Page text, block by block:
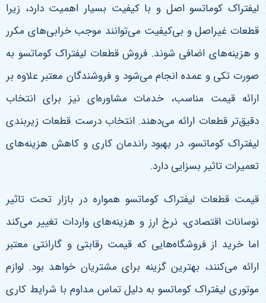
لیفتراک کوماتسو اصل و با کیفیت بسیار اهمیت دارد، زیرا
قطعات غیراصل و بی‌کیفیت می‌توانند موجب خرابی‌های مکرر
و هزینه‌های اضافی شوند. فروش قطعات لیفتراک کوماتسو به
صورت تکی و عمده انجام می‌شود و فروشندگان معتبر علاوه بر
ارائه قیمت مناسب، خدمات مشاوره‌ای نیز برای انتخاب
دقیق‌تر قطعات ارائه می‌دهند. انتخاب درست قطعات زیربندی
لیفتراک کوماتسو، در بهبود راندمان کاری و کاهش هزینه‌های
تعمیرات تاثیر بسزایی دارد.
قیمت قطعات لیفتراک کوماتسو همواره در بازار تحت تاثیر
نوسانات اقتصادی، نرخ ارز و هزینه‌های واردات تغییر می‌کند
اما خرید از فروشگاه‌هایی که قیمت رقابتی و گارانتی معتبر
ارائه می‌کنند، بهترین گزینه برای مشتریان خواهد بود. لوازم
موتوری لیفتراک کوماتسو به دلیل تماس مداوم با شرایط کاری